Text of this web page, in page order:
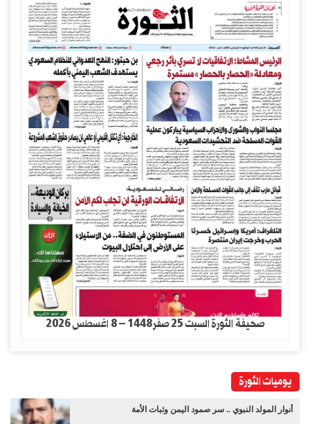
صحيفة الثورة السبت 25 صفر1448 – 8 اغسطس 2026
يوميات الثورة
أنوار المولد النبوي .. سر صمود اليمن وثبات الأمة